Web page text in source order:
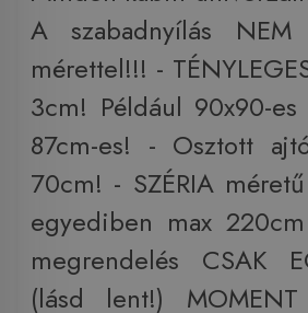
A szabadnyílás
mérettel!!! -
3cm! Például 90x90-
87cm-es! - Osztott
70cm! - SZÉRIA
egyediben max
megrendelés CSAK
(lásd lent!)